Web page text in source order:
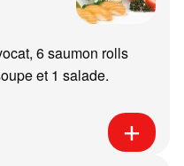
6 saumon rolls
et 1 salade.